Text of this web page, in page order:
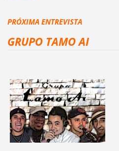
PRÓXIMA ENTREVISTA
GRUPO TAMO AI